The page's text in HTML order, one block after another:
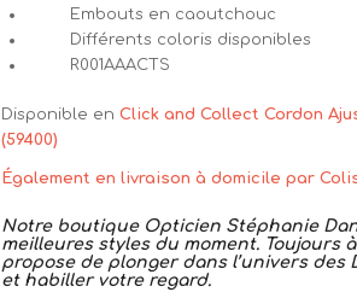
Embouts en caoutchouc
Différents coloris disponibles
R001AAACTS
Disponible enClick and Collect Cordon
(59400)
Également en livraison à domicile par
Notre boutique Opticien Stéphanie
meilleures styles du moment. Toujours
propose de plonger dans l’univers
et habiller votre regard.